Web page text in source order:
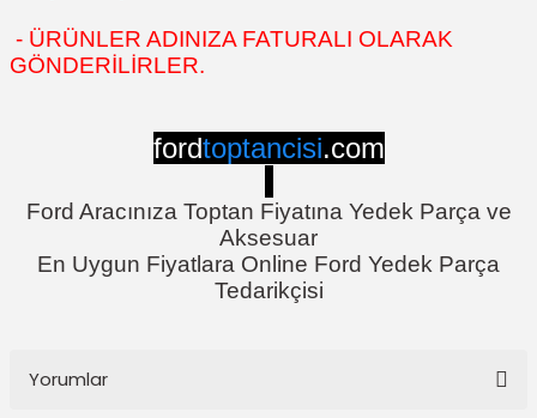
- ÜRÜNLER ADINIZA FATURALI OLARAK
GÖNDERİLİRLER.
fordtoptancisi.com
Ford Aracınıza Toptan Fiyatına Yedek Parça ve
Aksesuar
En Uygun Fiyatlara Online Ford Yedek Parça
Tedarikçisi
Yorumlar